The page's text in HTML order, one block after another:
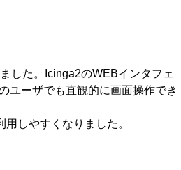
した。Icinga2のWEBインタフェ
ユーザでも直観的に画面操作でき
しやすくなりました。